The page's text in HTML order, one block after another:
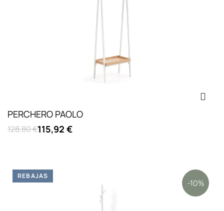
PERCHERO PAOLO
128,80 €115,92 €
-10%
REBAJAS